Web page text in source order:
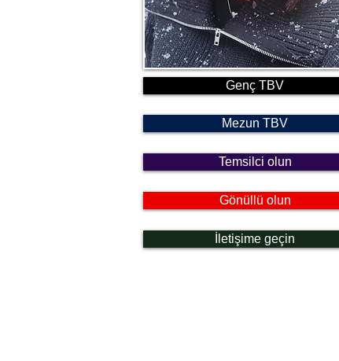
Genç TBV
Mezun TBV
Temsilci olun
Gönüllü olun
İletişime geçin